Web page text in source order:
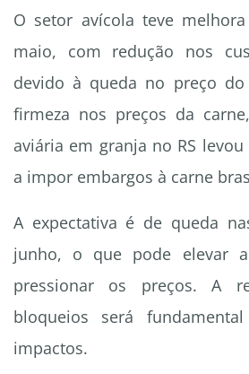
O setor avícola teve
maio, com redução nos
devido à queda no preço
firmeza nos preços da
aviária em granja no RS
a impor embargos à carne
A expectativa é de queda
junho, o que pode elevar
pressionar os preços. A
bloqueios será
impactos.